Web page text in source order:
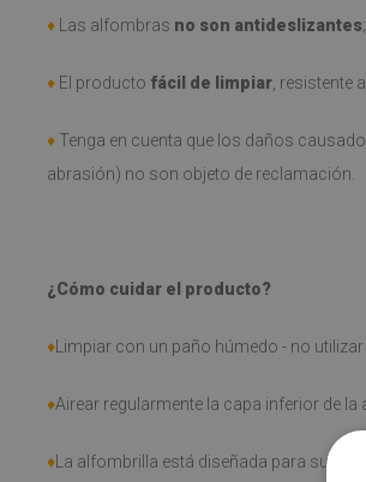
♦ Las alfombras no son antideslizantes;
♦ El producto fácil de limpiar , resistente
♦ Tenga en cuenta que los daños
abrasión) no son objeto de reclamación.
¿Cómo cuidar el producto?
♦Limpiar con un paño húmedo - no
♦Airear regularmente la capa inferior de la
♦La alfombrilla está diseñada para su